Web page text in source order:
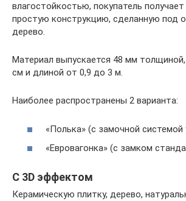
влагостойкостью, покупатель
простую конструкцию, сделанную под
дерево.
Материал выпускается 48 мм
см и длиной от 0,9 до 3 м.
Наиболее распространены 2 варианта:
«Полька» (с замочной системой
«Евровагонка» (с замком
С 3D эффектом
Керамическую плитку, дерево,